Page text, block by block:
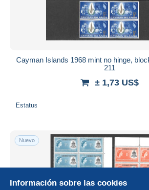
Cayman Islands 1968 mint no hinge,
211
± 1,73 US$
Estatus
Nuevo
Información sobre las cookies